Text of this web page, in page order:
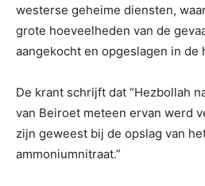
westerse geheime diensten,
grote hoeveelheden van de
aangekocht en opgeslagen in de
De krant schrijft dat “Hezbollah
van Beiroet meteen ervan werd
zijn geweest bij de opslag van
ammoniumnitraat.”